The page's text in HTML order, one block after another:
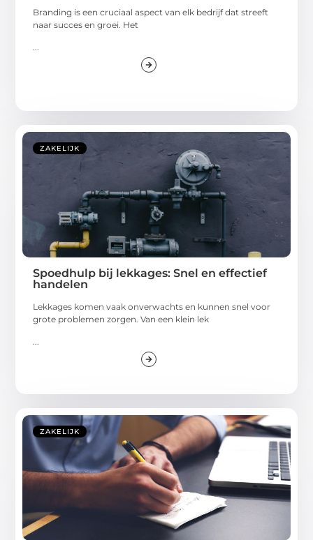
Branding is een cruciaal aspect van elk bedrijf dat streeft
naar succes en groei. Het
ZAKELIJK
Spoedhulp bij lekkages: Snel en effectief
handelen
Lekkages komen vaak onverwachts en kunnen snel voor
grote problemen zorgen. Van een klein lek
...
ZAKELIJK